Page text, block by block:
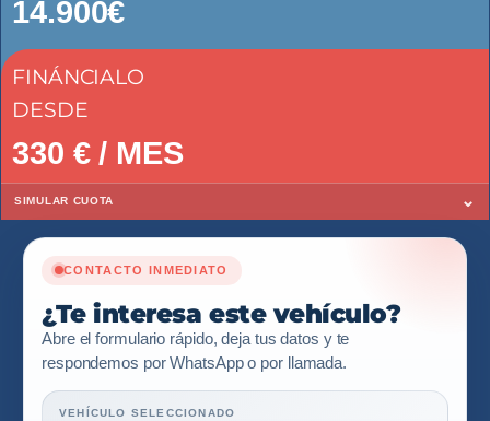
14.900€
FINÁNCIALO
DESDE
330 € / MES
SIMULAR CUOTA ⌄
CONTACTO INMEDIATO
¿Te interesa este vehículo?
Abre el formulario rápido, deja tus datos y te
respondemos por WhatsApp o por llamada.
VEHÍCULO SELECCIONADO